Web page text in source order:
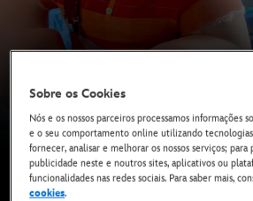
Sobre os Cookies
Nós e os nossos parceiros processamos informações
e o seu comportamento online utilizando
fornecer, analisar e melhorar os nossos serviços;
publicidade neste e noutros sites, aplicativos ou
funcionalidades nas redes sociais. Para saber mais,
cookies.